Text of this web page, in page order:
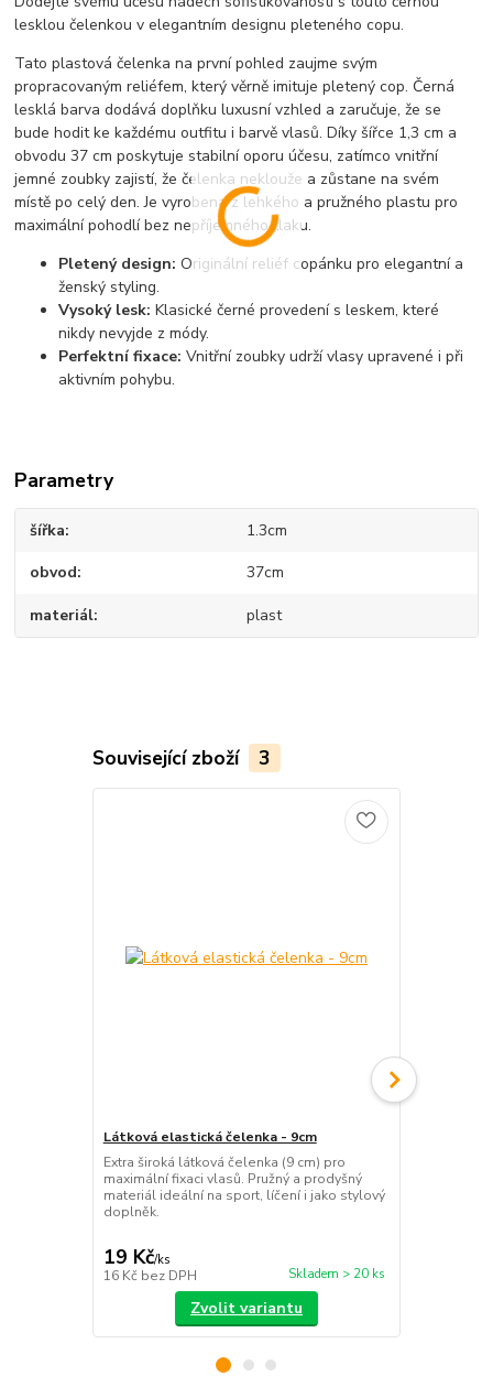
lesklou čelenkou v elegantním designu pleteného copu.
Tato plastová čelenka na první pohled zaujme svým
propracovaným reliéfem, který věrně imituje pletený cop. Černá
lesklá barva dodává doplňku luxusní vzhled a zaručuje, že se
bude hodit ke každému outfitu i barvě vlasů. Díky šířce 1,3 cm a
obvodu 37 cm poskytuje stabilní oporu účesu, zatímco vnitřní
jemné zoubky zajistí, že čelenka neklouže a zůstane na svém
místě po celý den. Je vyrobena z lehkého a pružného plastu pro
maximální pohodlí bez nepříjemného tlaku.
Pletený design: Originální reliéf copánku pro elegantní a
ženský styling.
Vysoký lesk: Klasické černé provedení s leskem, které
nikdy nevyjde z módy.
Perfektní fixace: Vnitřní zoubky udrží vlasy upravené i při
aktivním pohybu.
Parametry
šířka 1.3cm
obvod 37cm
materiál plast
Související zboží 3
Látková elastická čelenka - 9cm
Extra široká látková čelenka (9 cm) pro
maximální fixaci vlasů. Pružný a prodyšný
materiál ideální na sport, líčení i jako stylový
doplněk.
19 Kč/ks
16 Kč bez DPH Skladem > 20 ks
Zvolit variantu